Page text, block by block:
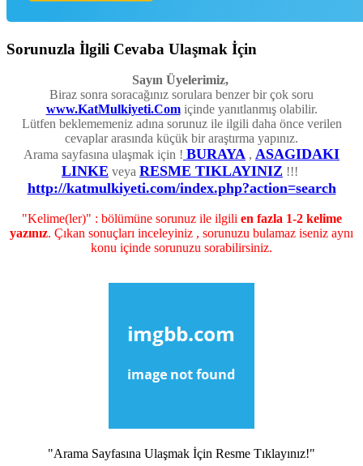
Sorunuzla İlgili Cevaba Ulaşmak İçin
Sayın Üyelerimiz,
Biraz sonra soracağınız sorulara benzer bir çok soru
www.KatMulkiyeti.Comiçinde yanıtlanmış olabilir.
Lütfen beklememeniz adına sorunuz ile ilgili daha önce verilen
cevaplar arasında küçük bir araştırma yapınız.
Arama sayfasına ulaşmak için ! BURAYA , ASAGIDAKI
LINKE veya RESME TIKLAYINIZ !!!
http://katmulkiyeti.com/index.php?action=search
"Kelime(ler)" : bölümüne sorunuz ile ilgili en fazla 1-2 kelime
yazınız. Çıkan sonuçları inceleyiniz , sorunuzu bulamaz iseniz aynı
konu içinde sorunuzu sorabilirsiniz.
"Arama Sayfasına Ulaşmak İçin Resme Tıklayınız!"